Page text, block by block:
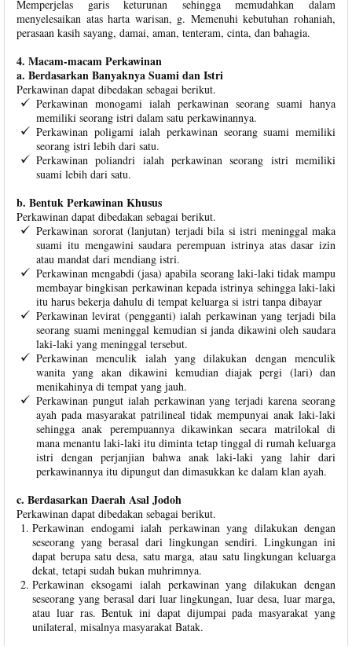
Memperjelas garis keturunan sehingga memudahkan dalam
menyelesaikan atas harta warisan, g. Memenuhi kebutuhan rohaniah,
perasaan kasih sayang, damai, aman, tenteram, cinta, dan bahagia.
4. Macam-macam Perkawinan
a. Berdasarkan Banyaknya Suami dan Istri
Perkawinan dapat dibedakan sebagai berikut.
Perkawinan monogami ialah perkawinan seorang suami hanya
memiliki seorang istri dalam satu perkawinannya.
Perkawinan poligami ialah perkawinan seorang suami memiliki
seorang istri lebih dari satu.
Perkawinan poliandri ialah perkawinan seorang istri memiliki
suami lebih dari satu.
b. Bentuk Perkawinan Khusus
Perkawinan dapat dibedakan sebagai berikut.
Perkawinan sororat (lanjutan) terjadi bila si istri meninggal maka
suami itu mengawini saudara perempuan istrinya atas dasar izin
atau mandat dari mendiang istri.
Perkawinan mengabdi (jasa) apabila seorang laki-laki tidak mampu
membayar bingkisan perkawinan kepada istrinya sehingga laki-laki
itu harus bekerja dahulu di tempat keluarga si istri tanpa dibayar
Perkawinan levirat (pengganti) ialah perkawinan yang terjadi bila
seorang suami meninggal kemudian si janda dikawini oleh saudara
laki-laki yang meninggal tersebut.
Perkawinan menculik ialah yang dilakukan dengan menculik
wanita yang akan dikawini kemudian diajak pergi (lari) dan
menikahinya di tempat yang jauh.
Perkawinan pungut ialah perkawinan yang terjadi karena seorang
ayah pada masyarakat patrilineal tidak mempunyai anak laki-laki
sehingga anak perempuannya dikawinkan secara matrilokal di
mana menantu laki-laki itu diminta tetap tinggal di rumah keluarga
istri dengan perjanjian bahwa anak laki-laki yang lahir dari
perkawinannya itu dipungut dan dimasukkan ke dalam klan ayah.
c. Berdasarkan Daerah Asal Jodoh
Perkawinan dapat dibedakan sebagai berikut.
Perkawinan endogami ialah perkawinan yang dilakukan dengan
seseorang yang berasal dari lingkungan sendiri. Lingkungan ini
dapat berupa satu desa, satu marga, atau satu lingkungan keluarga
dekat, tetapi sudah bukan muhrimnya.
Perkawinan eksogami ialah perkawinan yang dilakukan dengan
seseorang yang berasal dari luar lingkungan, luar desa, luar marga,
atau luar ras. Bentuk ini dapat dijumpai pada masyarakat yang
unilateral, misalnya masyarakat Batak.